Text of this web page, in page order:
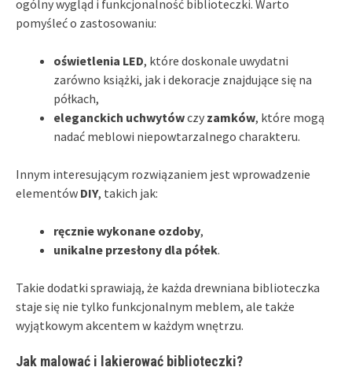
ogólny wygląd i funkcjonalność biblioteczki. Warto
pomyśleć o zastosowaniu:
oświetlenia LED, które doskonale uwydatni
zarówno książki, jak i dekoracje znajdujące się na
półkach,
eleganckich uchwytówczy zamków, które mogą
nadać meblowi niepowtarzalnego charakteru.
Innym interesującym rozwiązaniem jest wprowadzenie
elementów DIY, takich jak:
ręcznie wykonane ozdoby,
unikalne przesłony dla półek.
Takie dodatki sprawiają, że każda drewniana biblioteczka
staje się nie tylko funkcjonalnym meblem, ale także
wyjątkowym akcentem w każdym wnętrzu.
Jak malować i lakierować biblioteczki?